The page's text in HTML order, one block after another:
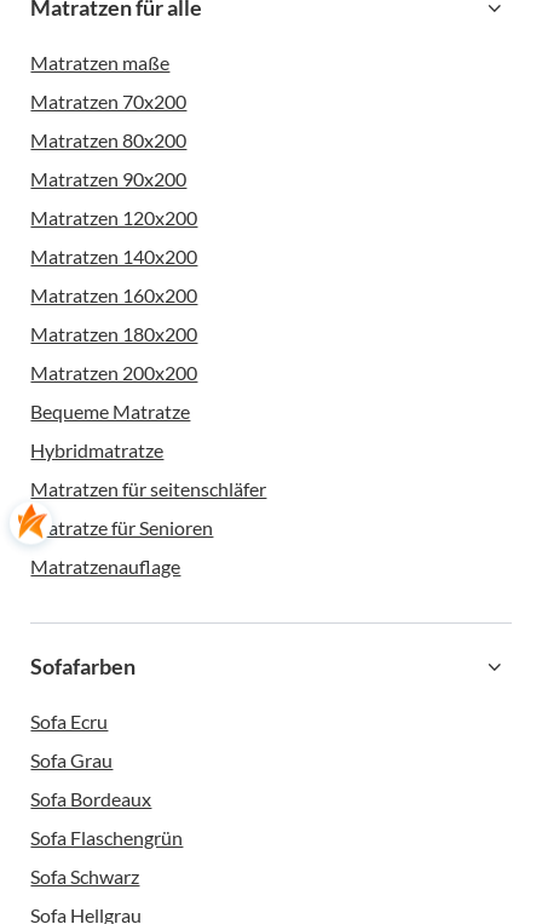
Matratzen für alle
Matratzen maße
Matratzen 70x200
Matratzen 80x200
Matratzen 90x200
Matratzen 120x200
Matratzen 140x200
Matratzen 160x200
Matratzen 180x200
Matratzen 200x200
Bequeme Matratze
Hybridmatratze
Matratzen für seitenschläfer
Matratze für Senioren
Matratzenauflage
Sofafarben
Sofa Ecru
Sofa Grau
Sofa Bordeaux
Sofa Flaschengrün
Sofa Schwarz
Sofa Hellgrau